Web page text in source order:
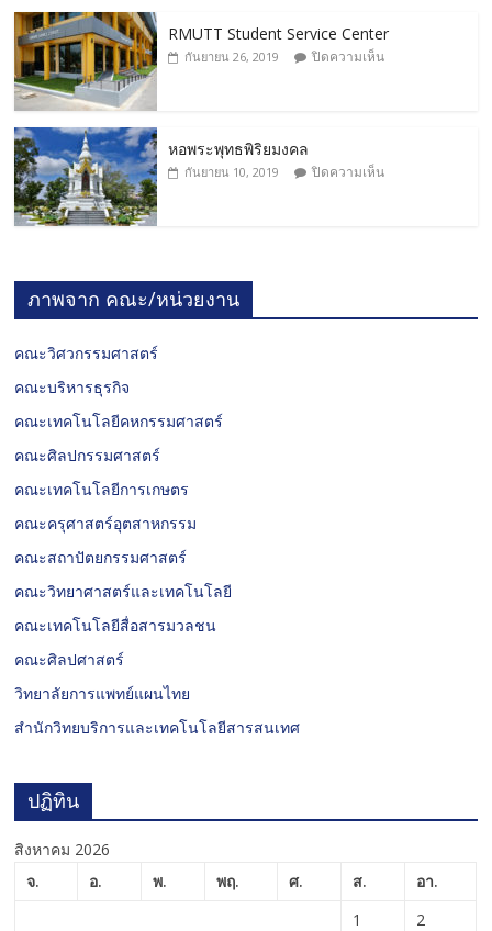
RMUTT Student Service Center
กันยายน 26, 2019 ปิดความเห็น
หอพระพุทธพิริยมงคล
กันยายน 10, 2019 ปิดความเห็น
ภาพจาก คณะ/หน่วยงาน
คณะวิศวกรรมศาสตร์
คณะบริหารธุรกิจ
คณะเทคโนโลยีคหกรรมศาสตร์
คณะศิลปกรรมศาสตร์
คณะเทคโนโลยีการเกษตร
คณะครุศาสตร์อุตสาหกรรม
คณะสถาปัตยกรรมศาสตร์
คณะวิทยาศาสตร์และเทคโนโลยี
คณะเทคโนโลยีสื่อสารมวลชน
คณะศิลปศาสตร์
วิทยาลัยการแพทย์แผนไทย
สำนักวิทยบริการและเทคโนโลยีสารสนเทศ
ปฏิทิน
สิงหาคม 2026
จ.
อ. พ. พฤ. ศ. ส. อา.
1
2